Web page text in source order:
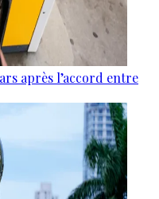
après l’accord entre